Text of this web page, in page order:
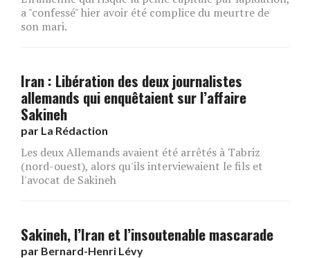
a "confessé" hier avoir été complice du meurtre de
son mari.
Iran : Libération des deux journalistes
allemands qui enquêtaient sur l’affaire
Sakineh
par La Rédaction
Les deux Allemands avaient été arrêtés à Tabriz
(nord-ouest), alors qu'ils interviewaient le fils et
l'avocat de Sakineh
Sakineh, l’Iran et l’insoutenable mascarade
par Bernard-Henri Lévy